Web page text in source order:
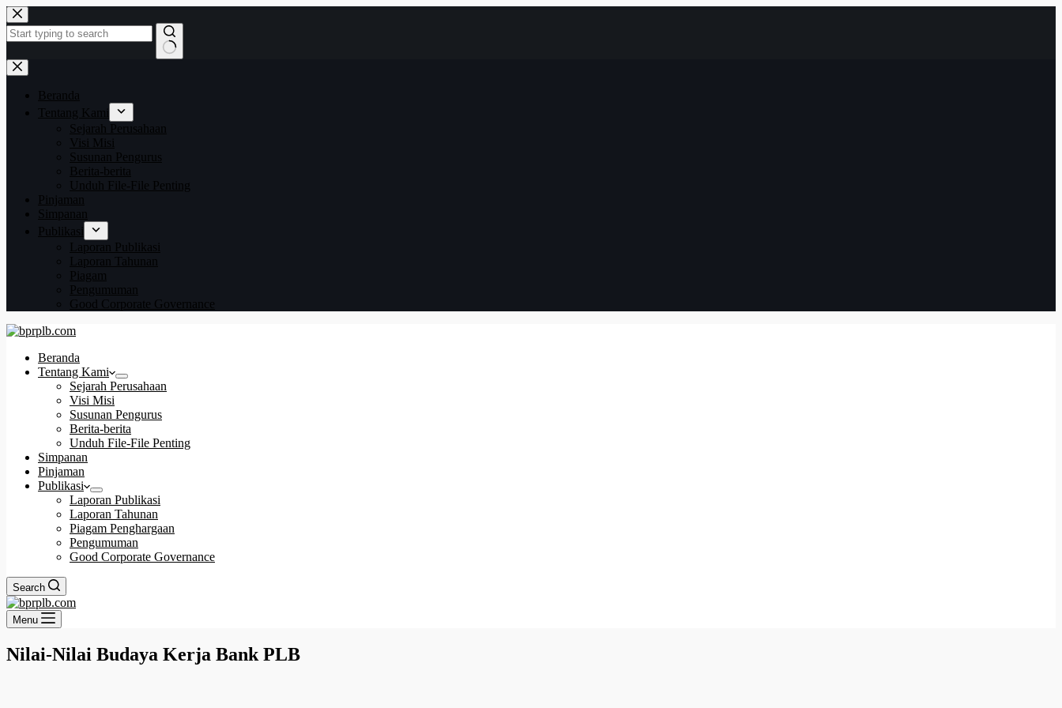
Beranda
Tentang Kami
Sejarah Perusahaan
Visi Misi
Susunan Pengurus
Berita-berita
Unduh File-File Penting
Pinjaman
Simpanan
Publikasi
Laporan Publikasi
Laporan Tahunan
Piagam
Pengumuman
Good Corporate Governance
Beranda
Tentang Kami
Sejarah Perusahaan
Visi Misi
Susunan Pengurus
Berita-berita
Unduh File-File Penting
Simpanan
Pinjaman
Publikasi
Laporan Publikasi
Laporan Tahunan
Piagam Penghargaan
Pengumuman
Good Corporate Governance
Search
Menu
Nilai-Nilai Budaya Kerja Bank PLB